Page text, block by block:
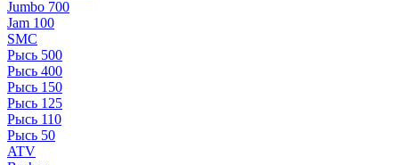
Jumbo 700
Jam 100
SMC
Рысь 500
Рысь 400
Рысь 150
Рысь 125
Рысь 110
Рысь 50
ATV